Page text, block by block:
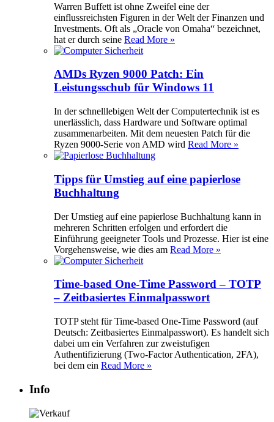
Warren Buffett ist ohne Zweifel eine der
einflussreichsten Figuren in der Welt der Finanzen und
Investments. Oft als „Oracle von Omaha“ bezeichnet,
hat er durch seine Read More »
AMDs Ryzen 9000 Patch: Ein
Leistungsschub für Windows 11
In der schnelllebigen Welt der Computertechnik ist es
unerlässlich, dass Hardware und Software optimal
zusammenarbeiten. Mit dem neuesten Patch für die
Ryzen 9000-Serie von AMD wird Read More »
Tipps für Umstieg auf eine papierlose
Buchhaltung
Der Umstieg auf eine papierlose Buchhaltung kann in
mehreren Schritten erfolgen und erfordert die
Einführung geeigneter Tools und Prozesse. Hier ist eine
Vorgehensweise, wie dies am Read More »
Time-based One-Time Password – TOTP
– Zeitbasiertes Einmalpasswort
TOTP steht für Time-based One-Time Password (auf
Deutsch: Zeitbasiertes Einmalpasswort). Es handelt sich
dabei um ein Verfahren zur zweistufigen
Authentifizierung (Two-Factor Authentication, 2FA),
bei dem ein Read More »
Info